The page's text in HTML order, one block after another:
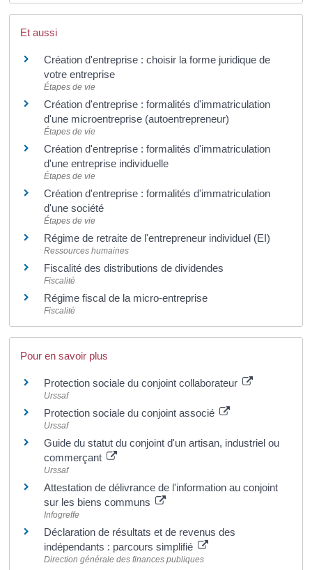
Et aussi
Création d'entreprise : choisir la forme juridique de
votre entreprise
Étapes de vie
Création d'entreprise : formalités d'immatriculation
d'une microentreprise (autoentrepreneur)
Étapes de vie
Création d'entreprise : formalités d'immatriculation
d'une entreprise individuelle
Étapes de vie
Création d'entreprise : formalités d'immatriculation
d'une société
Étapes de vie
Régime de retraite de l'entrepreneur individuel (EI)
Ressources humaines
Fiscalité des distributions de dividendes
Fiscalité
Régime fiscal de la micro-entreprise
Fiscalité
Pour en savoir plus
Protection sociale du conjoint collaborateur
Urssaf
Protection sociale du conjoint associé
Urssaf
Guide du statut du conjoint d'un artisan, industriel ou
commerçant
Urssaf
Attestation de délivrance de l'information au conjoint
sur les biens communs
Infogreffe
Déclaration de résultats et de revenus des
indépendants : parcours simplifié
Direction générale des finances publiques